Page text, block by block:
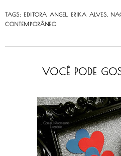
TAGS: EDITORA ANGEL ERIKA ALVES
CONTEMPORÂNEO
VOCÊ PODE